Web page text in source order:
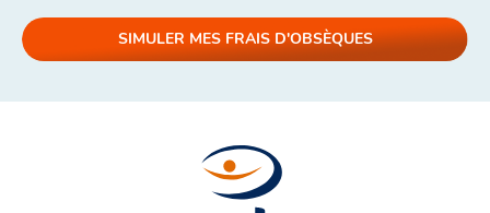
SIMULER MES FRAIS D'OBSÈQUES